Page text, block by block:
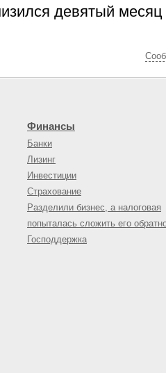
девятый
Финансы
Банки
Лизинг
Инвестиции
Страхование
Разделили бизнес, а налоговая
попыталась сложить его
Господдержка